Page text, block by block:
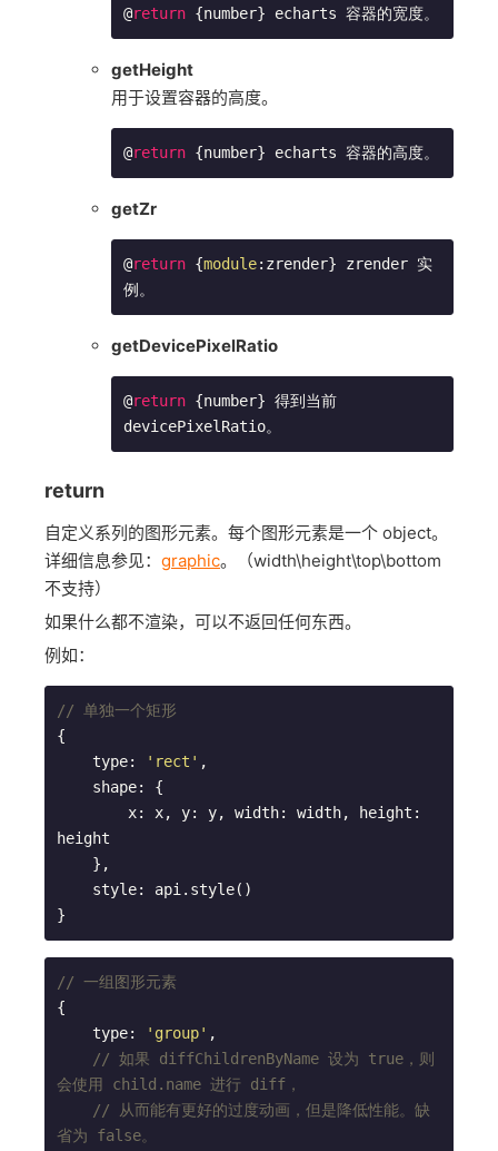
@return {number} echarts 容器的宽度。
getHeight
用于设置容器的高度。
@return {number} echarts 容器的高度。
getZr
@return {module:zrender} zrender 实
例。
getDevicePixelRatio
@return {number} 得到当前
devicePixelRatio。
return
自定义系列的图形元素。每个图形元素是一个 object。
详细信息参见： graphic。（width\height\top\bottom
不支持）
如果什么都不渲染，可以不返回任何东西。
例如：
// 单独一个矩形
{
    type:
'rect' ,
height
}
// 一组图形元素
{
    type:
'group' ,
// 如果 diffChildrenByName 设为 true，则
会使用 child.name 进行 diff，
// 从而能有更好的过度动画，但是降低性能。缺
省为 false。